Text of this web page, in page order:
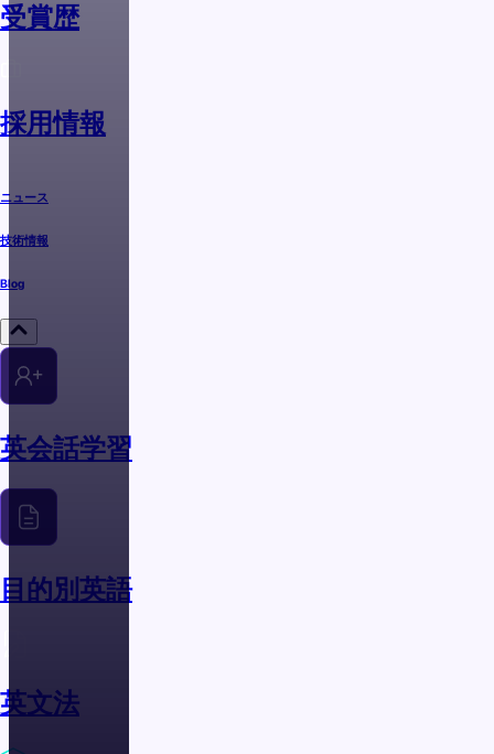
受賞歴
採用情報
ニュース
技術情報
Blog
英会話学習
目的別英語
英文法